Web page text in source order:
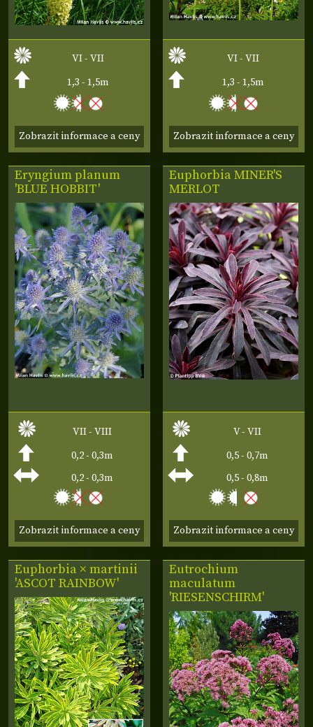
VI - VII
1,3 - 1,5m
Zobrazit informace a ceny
VI - VII
1,3 - 1,5m
Zobrazit informace a ceny
Eryngium planum
'BLUE HOBBIT'
VII - VIII
0,2 - 0,3m
0,2 - 0,3m
Zobrazit informace a ceny
EuphorbiaMINER'S
MERLOT
V - VII
0,5 - 0,7m
0,5 - 0,8m
Zobrazit informace a ceny
Euphorbia × martinii
'ASCOT RAINBOW'
Eutrochium
maculatum
'RIESENSCHIRM'